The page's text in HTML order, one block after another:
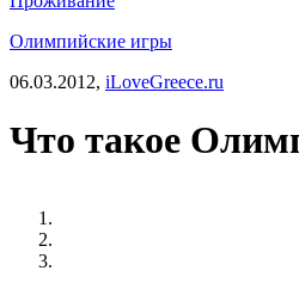
Олимпийские игры
06.03.2012, iLoveGreece.ru
Что такое